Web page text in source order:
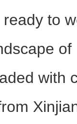
什古城旅拍
to
with